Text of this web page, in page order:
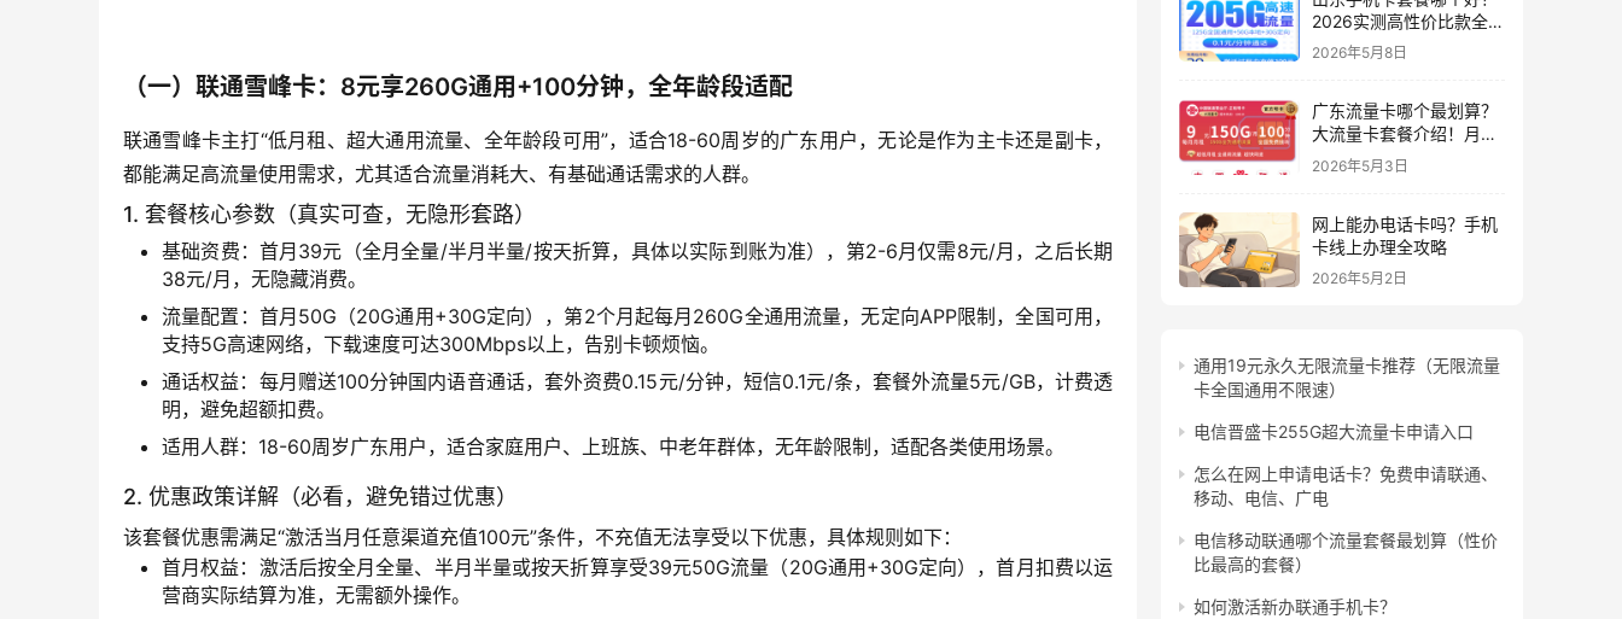
（一）联通雪峰卡：8元享260G通用+100分钟，全年龄段适配
联通雪峰卡主打“低月租、超大通用流量、全年龄段可用”，适合18-60周岁的广东用户，无论是作为主卡还是副卡，
都能满足高流量使用需求，尤其适合流量消耗大、有基础通话需求的人群。
1. 套餐核心参数（真实可查，无隐形套路）
基础资费：首月39元（全月全量/半月半量/按天折算，具体以实际到账为准），第2-6月仅需8元/月，之后长期
38元/月，无隐藏消费。
流量配置：首月50G（20G通用+30G定向），第2个月起每月260G全通用流量，无定向APP限制，全国可用，
支持5G高速网络，下载速度可达300Mbps以上，告别卡顿烦恼。
通话权益：每月赠送100分钟国内语音通话，套外资费0.15元/分钟，短信0.1元/条，套餐外流量5元/GB，计费透
明，避免超额扣费。
适用人群：18-60周岁广东用户，适合家庭用户、上班族、中老年群体，无年龄限制，适配各类使用场景。
2. 优惠政策详解（必看，避免错过优惠）
该套餐优惠需满足“激活当月任意渠道充值100元”条件，不充值无法享受以下优惠，具体规则如下：
首月权益：激活后按全月全量、半月半量或按天折算享受39元50G流量（20G通用+30G定向），首月扣费以运
营商实际结算为准，无需额外操作。
2026实测高性价比款全解
析（只发山东）
2026年5月8日
广东流量卡哪个最划算？
大流量卡套餐介绍！月租
9元起，150G起全国通用
2026年5月3日
网上能办电话卡吗？手机
卡线上办理全攻略
2026年5月2日
通用19元永久无限流量卡推荐（无限流量
卡全国通用不限速）
电信晋盛卡255G超大流量卡申请入口
怎么在网上申请电话卡？免费申请联通、
移动、电信、广电
电信移动联通哪个流量套餐最划算（性价
比最高的套餐）
如何激活新办联通手机卡？